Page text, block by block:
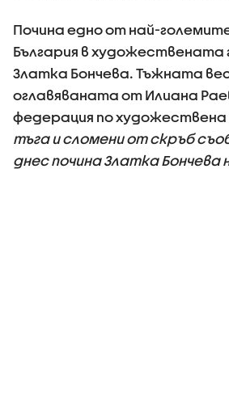
Почина едно от най-
България в художествената
Златка Бончева. Тъжната
оглавяваната от Илиана
федерация по
тъга и сломени от скръб
днес почина Златка Бончева